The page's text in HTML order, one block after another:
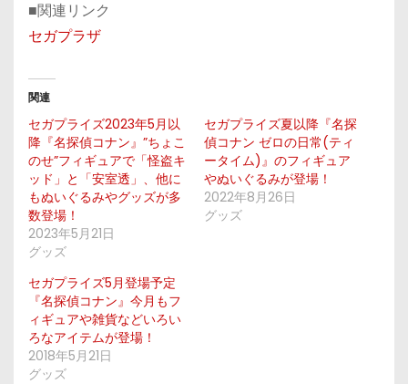
■関連リンク
セガプラザ
関連
セガプライズ2023年5月以
降『名探偵コナン』”ちょこ
のせ”フィギュアで「怪盗キ
ッド」と「安室透」、他に
もぬいぐるみやグッズが多
数登場！
2023年5月21日
グッズ
セガプライズ夏以降『名探
偵コナン ゼロの日常(ティ
ータイム)』のフィギュア
やぬいぐるみが登場！
2022年8月26日
グッズ
セガプライズ5月登場予定
『名探偵コナン』今月もフ
ィギュアや雑貨などいろい
ろなアイテムが登場！
2018年5月21日
グッズ